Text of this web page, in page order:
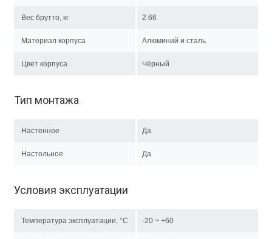
Вес брутто, кг 2.66
Материал корпуса Алюминий и сталь
Цвет корпуса Чёрный
Тип монтажа
Настенное Да
Настольное Да
Условия эксплуатации
Температура эксплуатации, °C -20 ~ +60